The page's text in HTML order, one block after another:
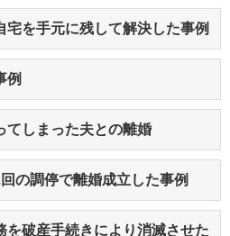
宅を手元に残して解決した事例
例
てしまった夫との離婚
の調停で離婚成立した事例
を破産手続きにより消滅させた